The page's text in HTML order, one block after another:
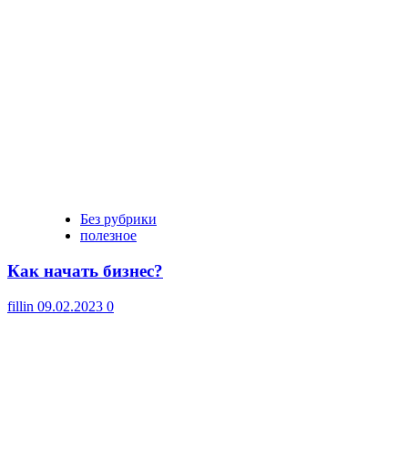
Без рубрики
полезное
Как начать бизнес?
fillin 09.02.2023 0